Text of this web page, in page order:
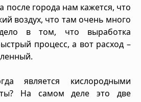
после города нам кажется, что
воздух, что там очень много
в том, что выработка
процесс, а вот расход –
является кислородными
На самом деле это две